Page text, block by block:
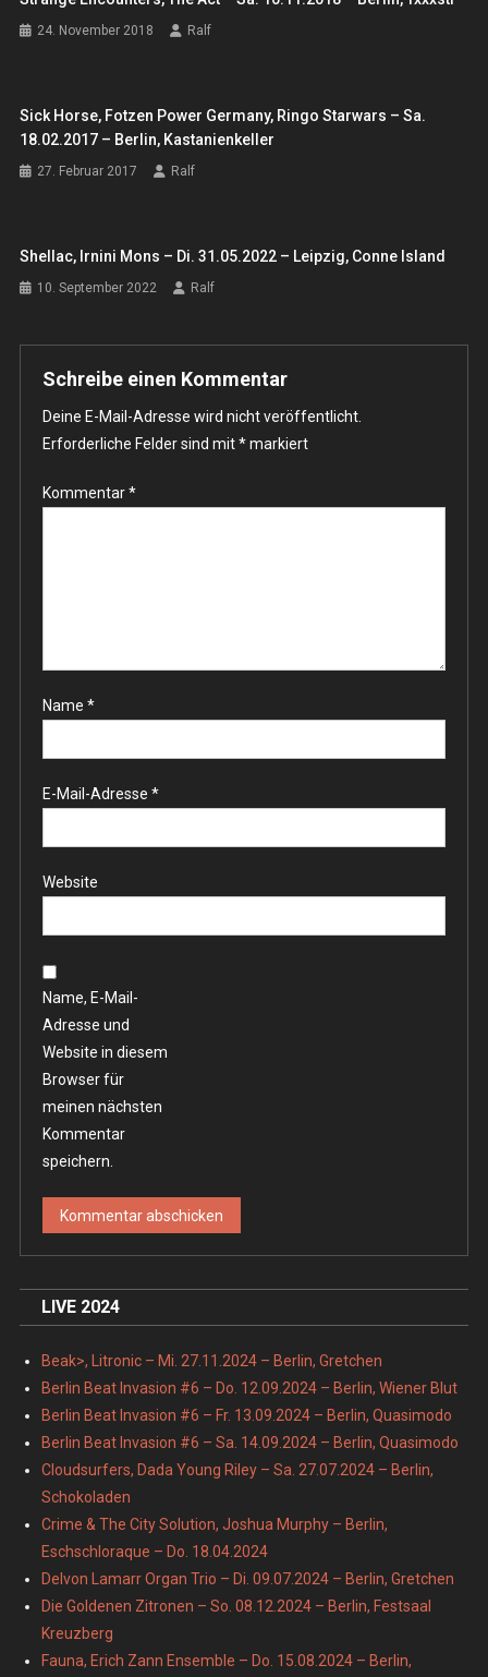
24. November 2018 Ralf
Sick Horse, Fotzen Power Germany, Ringo Starwars – Sa.
18.02.2017 – Berlin, Kastanienkeller
27. Februar 2017 Ralf
Shellac, Irnini Mons – Di. 31.05.2022 – Leipzig, Conne Island
10. September 2022 Ralf
Schreibe einen Kommentar
Deine E-Mail-Adresse wird nicht veröffentlicht.
Erforderliche Felder sind mit*markiert
Kommentar*
Name *
E-Mail-Adresse *
Website
Name, E-Mail-
Adresse und
Website in diesem
Browser für
meinen nächsten
Kommentar
speichern.
LIVE 2024
Beak>, Litronic – Mi. 27.11.2024 – Berlin, Gretchen
Berlin Beat Invasion #6 – Do. 12.09.2024 – Berlin, Wiener Blut
Berlin Beat Invasion #6 – Fr. 13.09.2024 – Berlin, Quasimodo
Berlin Beat Invasion #6 – Sa. 14.09.2024 – Berlin, Quasimodo
Cloudsurfers, Dada Young Riley – Sa. 27.07.2024 – Berlin,
Schokoladen
Crime & The City Solution, Joshua Murphy – Berlin,
Eschschloraque – Do. 18.04.2024
Delvon Lamarr Organ Trio – Di. 09.07.2024 – Berlin, Gretchen
Die Goldenen Zitronen – So. 08.12.2024 – Berlin, Festsaal
Kreuzberg
Fauna, Erich Zann Ensemble – Do. 15.08.2024 – Berlin,